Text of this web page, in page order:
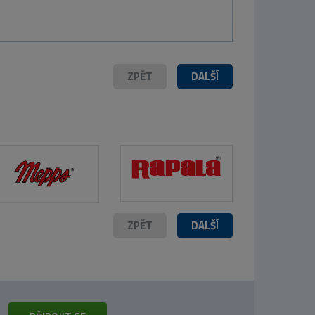
DALŠÍ
ZPĚT
DALŠÍ
ZPĚT